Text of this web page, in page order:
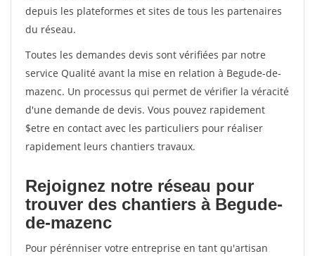
depuis les plateformes et sites de tous les partenaires
du réseau.
Toutes les demandes devis sont vérifiées par notre
service Qualité avant la mise en relation à Begude-de-
mazenc. Un processus qui permet de vérifier la véracité
d'une demande de devis. Vous pouvez rapidement
$etre en contact avec les particuliers pour réaliser
rapidement leurs chantiers travaux.
Rejoignez notre réseau pour
trouver des chantiers à Begude-
de-mazenc
Pour pérénniser votre entreprise en tant qu'artisan